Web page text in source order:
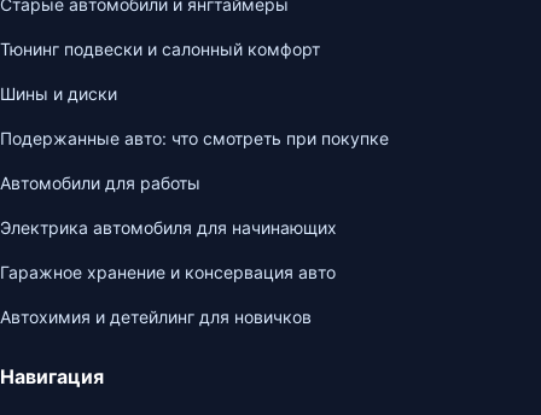
Тюнинг подвески и салонный комфорт
Шины и диски
Подержанные авто: что смотреть при покупке
Автомобили для работы
Электрика автомобиля для начинающих
Гаражное хранение и консервация авто
Автохимия и детейлинг для новичков
Навигация